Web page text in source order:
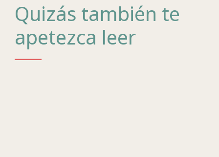
Quizás también te
apetezca leer